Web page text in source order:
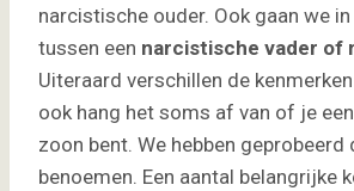
narcistische ouder. Ook gaan we
tussen een narcistische vader of
Uiteraard verschillen de
ook hang het soms af van of je
zoon bent. We hebben geprobeerd
benoemen. Een aantal belangrijke